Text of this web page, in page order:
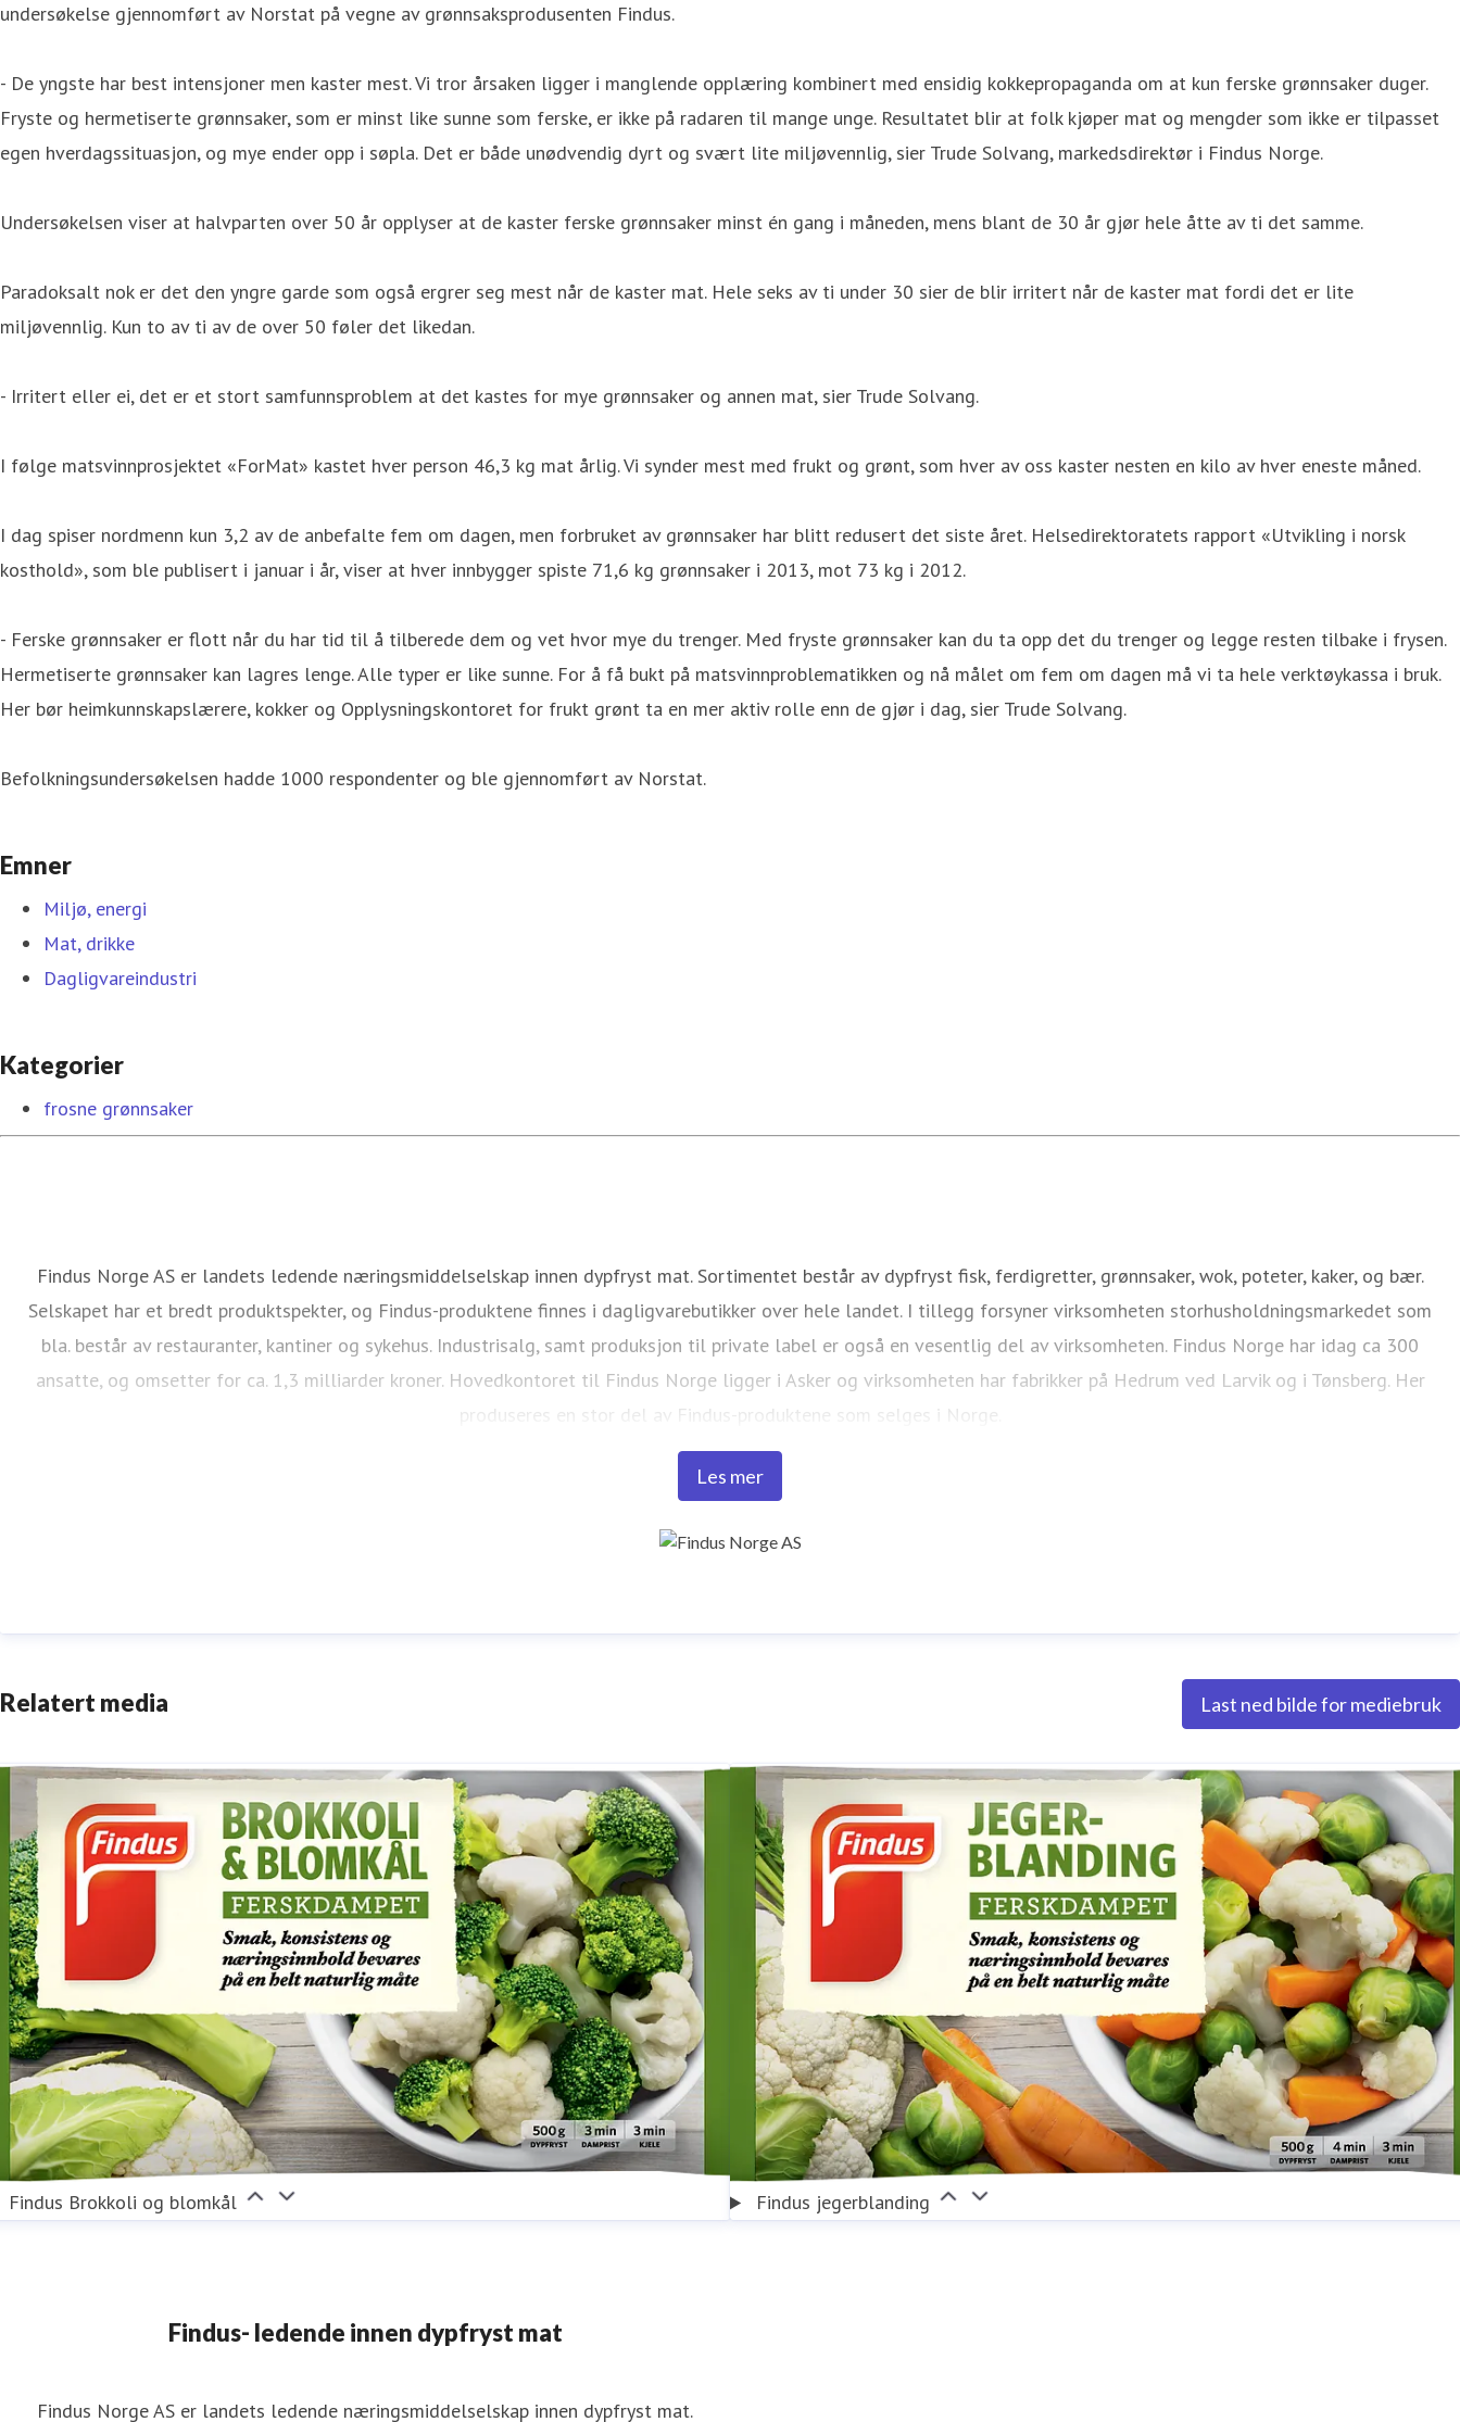
undersøkelse gjennomført av Norstat på vegne av grønnsaksprodusenten Findus.
- De yngste har best intensjoner men kaster mest. Vi tror årsaken ligger i manglende opplæring kombinert med ensidig kokkepropaganda om at kun ferske grønnsaker duger.
Fryste og hermetiserte grønnsaker, som er minst like sunne som ferske, er ikke på radaren til mange unge. Resultatet blir at folk kjøper mat og mengder som ikke er tilpasset
egen hverdagssituasjon, og mye ender opp i søpla. Det er både unødvendig dyrt og svært lite miljøvennlig, sier Trude Solvang, markedsdirektør i Findus Norge.
Undersøkelsen viser at halvparten over 50 år opplyser at de kaster ferske grønnsaker minst én gang i måneden, mens blant de 30 år gjør hele åtte av ti det samme.
Paradoksalt nok er det den yngre garde som også ergrer seg mest når de kaster mat. Hele seks av ti under 30 sier de blir irritert når de kaster mat fordi det er lite
miljøvennlig. Kun to av ti av de over 50 føler det likedan.
- Irritert eller ei, det er et stort samfunnsproblem at det kastes for mye grønnsaker og annen mat, sier Trude Solvang.
I følge matsvinnprosjektet «ForMat» kastet hver person 46,3 kg mat årlig. Vi synder mest med frukt og grønt, som hver av oss kaster nesten en kilo av hver eneste måned.
I dag spiser nordmenn kun 3,2 av de anbefalte fem om dagen, men forbruket av grønnsaker har blitt redusert det siste året. Helsedirektoratets rapport «Utvikling i norsk
kosthold», som ble publisert i januar i år, viser at hver innbygger spiste 71,6 kg grønnsaker i 2013, mot 73 kg i 2012.
- Ferske grønnsaker er flott når du har tid til å tilberede dem og vet hvor mye du trenger. Med fryste grønnsaker kan du ta opp det du trenger og legge resten tilbake i frysen.
Hermetiserte grønnsaker kan lagres lenge. Alle typer er like sunne. For å få bukt på matsvinnproblematikken og nå målet om fem om dagen må vi ta hele verktøykassa i bruk.
Her bør heimkunnskapslærere, kokker og Opplysningskontoret for frukt grønt ta en mer aktiv rolle enn de gjør i dag, sier Trude Solvang.
Befolkningsundersøkelsen hadde 1000 respondenter og ble gjennomført av Norstat.
Emner
Miljø, energi
Mat, drikke
Dagligvareindustri
Kategorier
frosne grønnsaker
Findus Norge AS er landets ledende næringsmiddelselskap innen dypfryst mat. Sortimentet består av dypfryst fisk, ferdigretter, grønnsaker, wok, poteter, kaker, og bær.
Selskapet har et bredt produktspekter, og Findus-produktene finnes i dagligvarebutikker over hele landet. I tillegg forsyner virksomheten storhusholdningsmarkedet som
bla. består av restauranter, kantiner og sykehus. Industrisalg, samt produksjon til private label er også en vesentlig del av virksomheten. Findus Norge har idag ca 300
ansatte, og omsetter for ca. 1,3 milliarder kroner. Hovedkontoret til Findus Norge ligger i Asker og virksomheten har fabrikker på Hedrum ved Larvik og i Tønsberg. Her
produseres en stor del av Findus-produktene som selges i Norge.
Les mer
Relatert media Last ned bilde for mediebruk
Findus Brokkoli og blomkål Findus jegerblanding
Findus- ledende innen dypfryst mat
Findus Norge AS er landets ledende næringsmiddelselskap innen dypfryst mat.